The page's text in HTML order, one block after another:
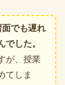
でも遅れ
した。
が、授業
てしま